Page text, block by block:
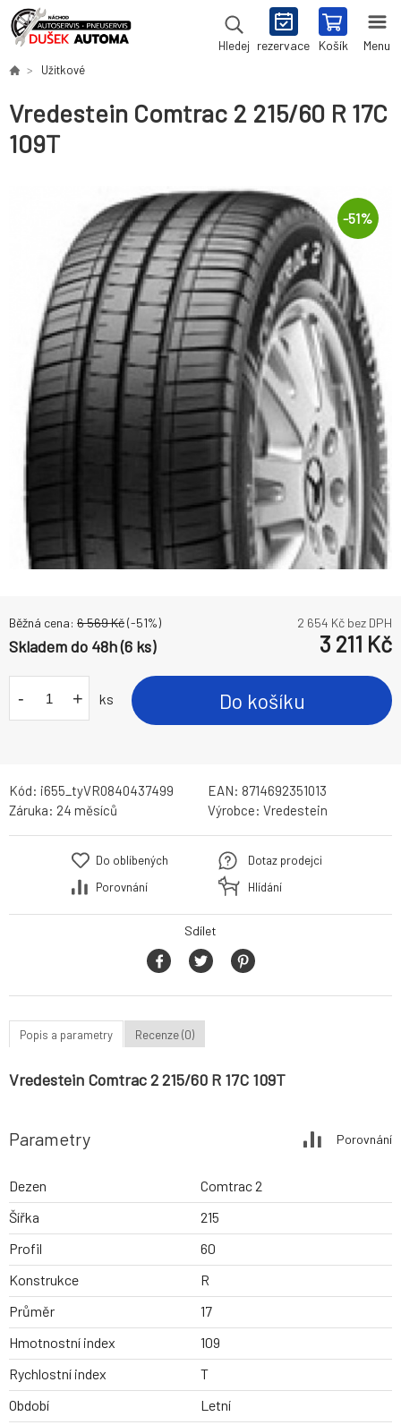
Hledej rezervace Košík Menu
Užitkové
Vredestein Comtrac 2 215/60 R 17C
109T
-51%
Běžná cena: 6 569Kč(-51%) 2 654 Kč bez DPH
Skladem do 48h (6 ks) 3 211 Kč
- + ks Do košíku
Kód: i655_tyVR0840437499 EAN: 8714692351013
Záruka: 24 měsíců Výrobce: Vredestein
Do oblíbených
Porovnání
Dotaz prodejci
Hlídání
Sdílet
Popis a parametry Recenze (0)
Vredestein Comtrac 2 215/60 R 17C 109T
Parametry Porovnání
Dezen
Comtrac 2
Šířka
215
Profil
60
Konstrukce
R
Průměr
17
Hmotnostní index
109
Rychlostní index
T
Období
Letní